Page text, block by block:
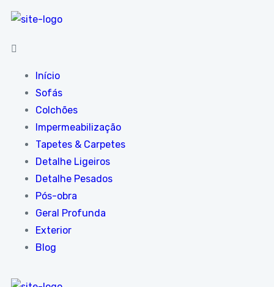
Início
Sofás
Colchões
Impermeabilização
Tapetes & Carpetes
Detalhe Ligeiros
Detalhe Pesados
Pós-obra
Geral Profunda
Exterior
Blog